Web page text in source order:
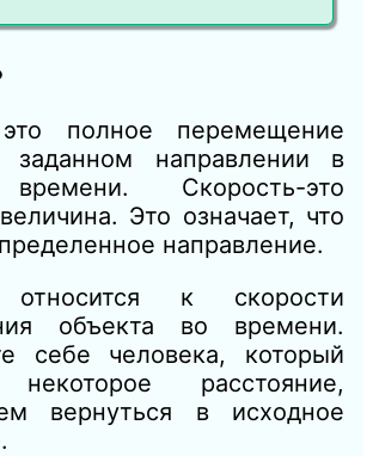
полное перемещение
заданном направлении в
Скорость-это
Это означает, что
направление.
относится к скорости
объекта во времени.
себе человека, который
некоторое расстояние,
вернуться в исходное